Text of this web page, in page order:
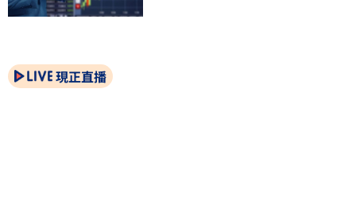
現正直播